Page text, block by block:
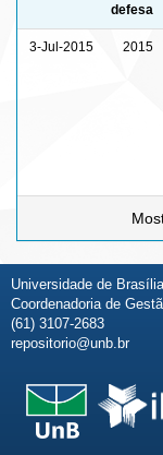
defesa
3-Jul-2015 2015
Universidade de
Coordenadoria de
(61) 3107-2683
repositorio@unb.br